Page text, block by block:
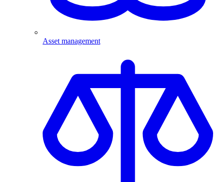
Asset management